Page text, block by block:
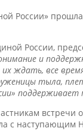
России»
России,
и
их ждать, все
тыла,
с наступающим